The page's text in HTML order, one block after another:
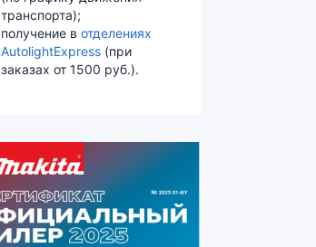
транспорта);
получение в отделениях
AutolightExpress (при
заказах от 1500 руб.).